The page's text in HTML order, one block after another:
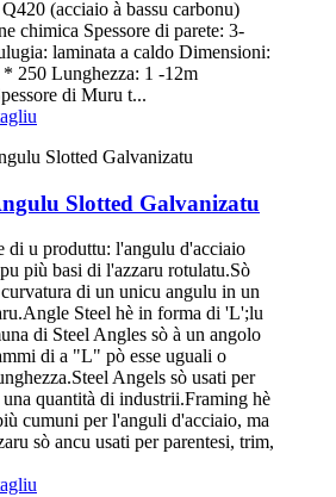
(acciaio à bassu carbonu)
chimica Spessore di parete: 3-
laminata a caldo Dimensioni:
250 Lunghezza: 1 -12m
di Muru t...
Slotted Galvanizatu
di u produttu: l'angulu d'acciaio
più basi di l'azzaru rotulatu.Sò
di un unicu angulu in un
Steel hè in forma di 'L';lu
di Steel Angles sò à un angolo
di a "L" pò esse uguali o
Angels sò usati per
quantità di industrii.Framing hè
cumuni per l'anguli d'acciaio, ma
sò ancu usati per parentesi, trim,